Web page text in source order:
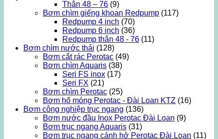
Thân 48 – 76 (9)
Bơm chìm giếng khoan Redpump (117)
Redpump 4 inch (70)
Redpump 6 inch (36)
Redpump thân 48 - 76 (11)
Bơm chìm nước thải (128)
Bơm cắt rác Perotac (49)
Bơm chìm Aquaris (38)
Seri FS inox (17)
Seri FX (21)
Bơm chìm Perotac (25)
Bơm hố móng Perotac - Đài Loan KTZ (16)
Bơm công nghiệp trục ngang (136)
Bơm nước đầu Inox Perotac Đài Loan (9)
Bơm trục ngang Aquaris (31)
Bơm trục ngang cánh hở Perotac Đài Loan (11)